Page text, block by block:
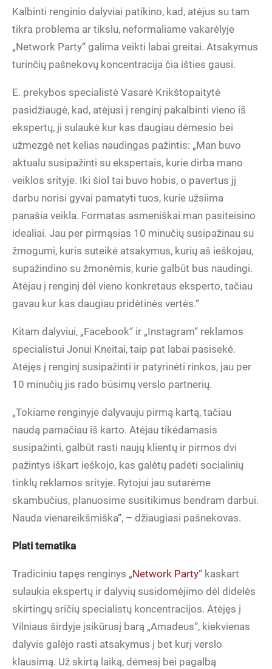
Kalbinti renginio dalyviai patikino, kad, atėjus su tam
tikra problema ar tikslu, neformaliame vakarėlyje
„Network Party“ galima veikti labai greitai. Atsakymus
turinčių pašnekovų koncentracija čia išties gausi.
E. prekybos specialistė Vasarė Krikštopaitytė
pasidžiaugė, kad, atėjusi į renginį pakalbinti vieno iš
ekspertų, ji sulaukė kur kas daugiau dėmesio bei
užmezgė net kelias naudingas pažintis: „Man buvo
aktualu susipažinti su ekspertais, kurie dirba mano
veiklos srityje. Iki šiol tai buvo hobis, o pavertus jį
darbu norisi gyvai pamatyti tuos, kurie užsiima
panašia veikla. Formatas asmeniškai man pasiteisino
idealiai. Jau per pirmąsias 10 minučių susipažinau su
žmogumi, kuris suteikė atsakymus, kurių aš ieškojau,
supažindino su žmonėmis, kurie galbūt bus naudingi.
Atėjau į renginį dėl vieno konkretaus eksperto, tačiau
gavau kur kas daugiau pridėtinės vertės.“
Kitam dalyviui, „Facebook“ ir „Instagram“ reklamos
specialistui Jonui Kneitai, taip pat labai pasisekė.
Atėjęs į renginį susipažinti ir patyrinėti rinkos, jau per
10 minučių jis rado būsimų verslo partnerių.
„Tokiame renginyje dalyvauju pirmą kartą, tačiau
naudą pamačiau iš karto. Atėjau tikėdamasis
susipažinti, galbūt rasti naujų klientų ir pirmos dvi
pažintys iškart ieškojo, kas galėtų padėti socialinių
tinklų reklamos srityje. Rytojui jau sutarėme
skambučius, planuosime susitikimus bendram darbui.
Nauda vienareikšmiška“, – džiaugiasi pašnekovas.
Plati tematika
Tradiciniu tapęs renginys „Network Party“ kaskart
sulaukia ekspertų ir dalyvių susidomėjimo dėl didelės
skirtingų sričių specialistų koncentracijos. Atėjęs į
Vilniaus širdyje įsikūrusį barą „Amadeus“, kiekvienas
dalyvis galėjo rasti atsakymus į bet kurį verslo
klausimą. Už skirtą laiką, dėmesį bei pagalbą